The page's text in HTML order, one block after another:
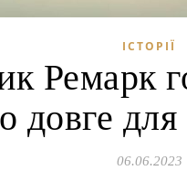
ІСТОРІЇ
Ремарк
довге
06.06.2023